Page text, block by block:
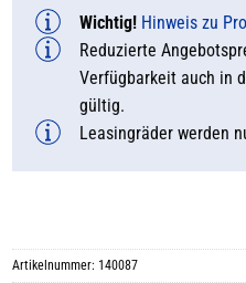
Wichtig! Hinweis zu
Reduzierte
Verfügbarkeit auch in
gültig.
Leasingräder werden
Artikelnummer: 140087